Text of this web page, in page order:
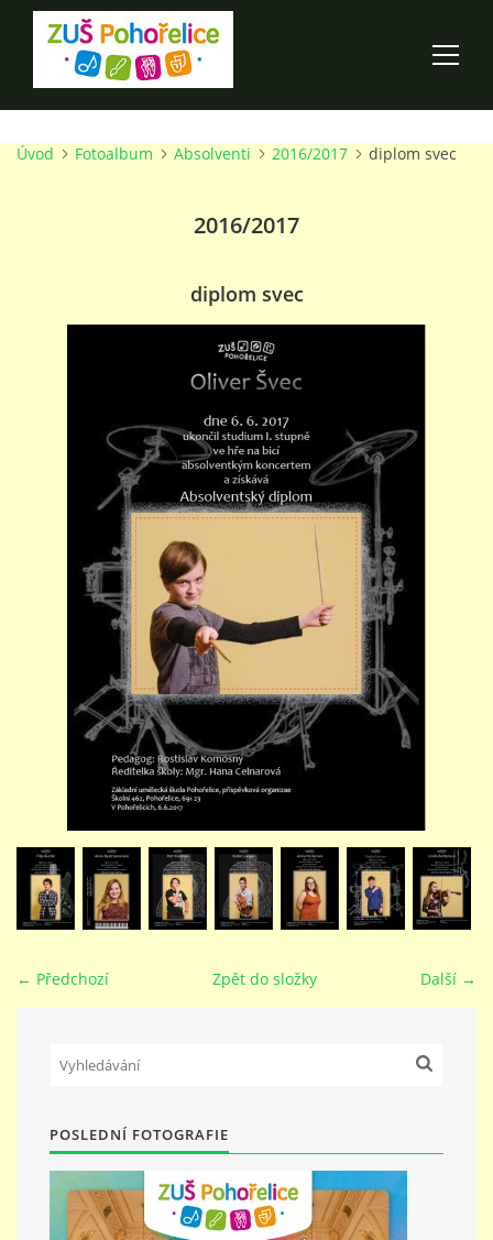
ÚVOD
100 LET ZUŠ POHOŘELICE
PRO RODIČE
TALENTOVÉ ZKOUŠKY
STUDIJNÍ OBORY
VIDEA - FILMOVÁ TVORBA
PEDAGOGICKÝ SBOR
DOKUMENTY / KE STAŽENÍ
KURZY
DOTACE
Úvod Fotoalbum Absolventi 2016/2017 diplom svec
2016/2017
diplom svec
← Předchozí Další →
Zpět do složky
POSLEDNÍ FOTOGRAFIE